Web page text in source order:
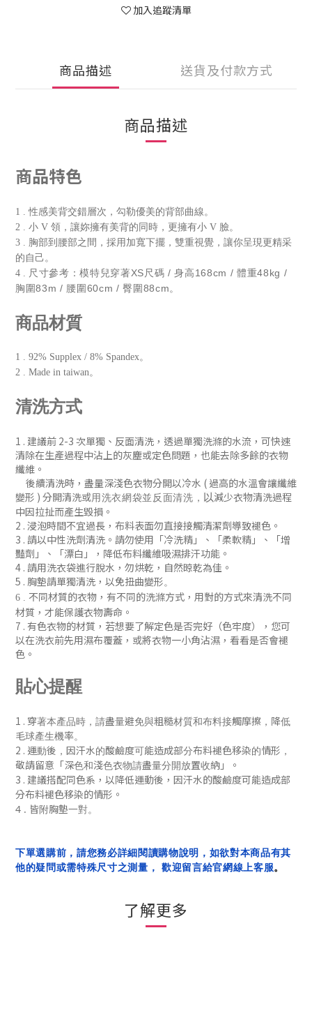
加入追蹤清單
商品描述 送貨及付款方式
商品描述
商品特色
1 . 性感美背交錯層次，勾勒優美的背部曲線。
2 . 小 V 領，讓妳擁有美背的同時，更擁有小 V 臉。
3 . 胸部到腰部之間，採用加寬下擺，雙重視覺，讓你呈現更精采
的自己。
4 . 尺寸參考：模特兒穿著XS尺碼 / 身高168cm / 體重48kg /
胸圍83m / 腰圍60cm / 臀圍88cm。
商品材質
1 . 92% Supplex / 8% Spandex。
2 . Made in taiwan。
清洗方式
1 . 建議前 2-3 次單獨、反面清洗 ， 透過單獨洗滌的水流，可快速
清除在生產過程中沾上的灰塵或定色問題 ， 也能去除多餘的衣物
纖維。
後續清洗時 ，盡量深淺色衣物分開以冷水 ( 過高的水溫會讓纖維
變形 ) 分開清洗或用洗衣網袋並 反面清洗 ， 以減少衣物清洗過程
中因拉扯而產生毀損。
2 . 浸泡時間不宜過長，布料表面勿直接接觸清潔劑導致褪色。
3 . 請以中性洗劑清洗。請勿使用「冷洗精」、「柔軟精」
、「增
豔劑」
、「漂白」，降低布料纖維吸濕排汗功能 。
4 . 請用洗衣袋進行脫水，勿烘乾，自然晾乾為佳。
5 . 胸墊請單獨清洗，以免扭曲變形。
6 . 不同材質的衣物，有不同的洗滌方式，用對的方式來清洗不同
材質，才能保護衣物壽命。
7 . 有色衣物的材質，若想要了解定色是否完好（色牢度），您可
以在洗衣前先用濕布覆蓋，或將衣物一小角沾濕，看看是否會褪
色 。
貼心提醒
1 . 穿著本產品時，請盡量避免與粗糙材質和布料接觸摩擦，降低
毛球產生機率。
2 . 運動後， 因汗水的酸鹼度可能造成部分布料褪色移染的情形，
敬請留意 「深色和淺色衣物請盡量分開放置收納 」 。
3 . 建議搭配同色系， 以降低運動後， 因汗水的酸鹼度可能造成部
分布料褪色移染的情形 。
4 . 皆附胸墊一對。
下單選購前，請您務必詳細閱讀購物說明，如欲對本商品有其
他的疑問或需特殊尺寸之測量， 歡迎留言給官網線上客服。
了解更多